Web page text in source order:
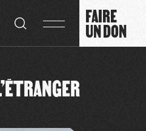
FAIRE
UN DON